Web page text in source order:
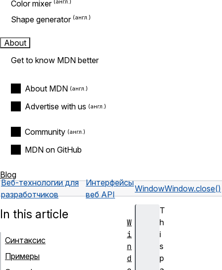
Color mixer
Shape generator
About
Get to know MDN better
About MDN
Advertise with us
Community
MDN on GitHub
Blog
Веб-технологии для
разработчиков
Интерфейсы
веб API
WindowWindow.close()
T
h
i
s
p
In this article
Синтаксис
Примеры
W
i
n
d